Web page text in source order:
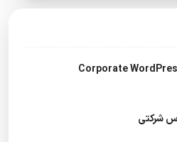
Corporate
شرکتی